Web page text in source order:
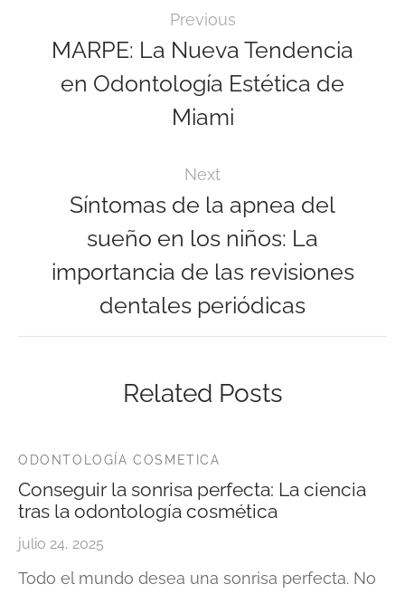
Previous
MARPE: La Nueva Tendencia
en Odontología Estética de
Miami
Next
Síntomas de la apnea del
sueño en los niños: La
importancia de las revisiones
dentales periódicas
Related Posts
ODONTOLOGÍA COSMETICA
Conseguir la sonrisa perfecta: La ciencia
tras la odontología cosmética
julio 24, 2025
Todo el mundo desea una sonrisa perfecta. No